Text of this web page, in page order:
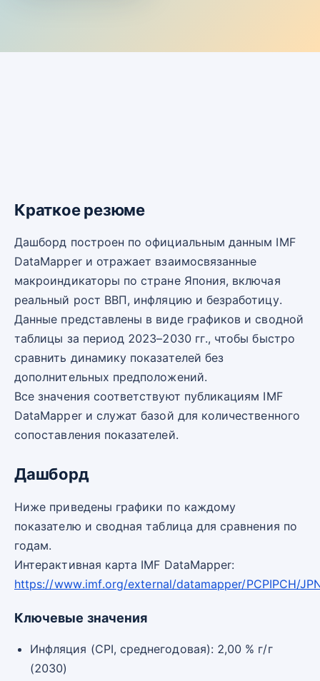
Краткое резюме
Дашборд построен по официальным данным IMF
DataMapper и отражает взаимосвязанные
макроиндикаторы по стране Япония, включая
реальный рост ВВП, инфляцию и безработицу.
Данные представлены в виде графиков и сводной
таблицы за период 2023–2030 гг., чтобы быстро
сравнить динамику показателей без
дополнительных предположений.
Все значения соответствуют публикациям IMF
DataMapper и служат базой для количественного
сопоставления показателей.
Дашборд
Ниже приведены графики по каждому
показателю и сводная таблица для сравнения по
годам.
Интерактивная карта IMF DataMapper:
https://www.imf.org/external/datamapper/PCPIPCH/
Ключевые значения
Инфляция (CPI, среднегодовая): 2,00 % г/г
(2030)